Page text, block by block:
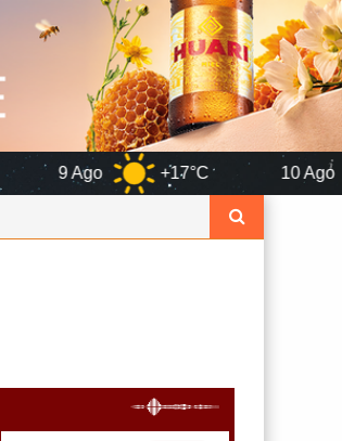
+17°C 10 Ago +13°C